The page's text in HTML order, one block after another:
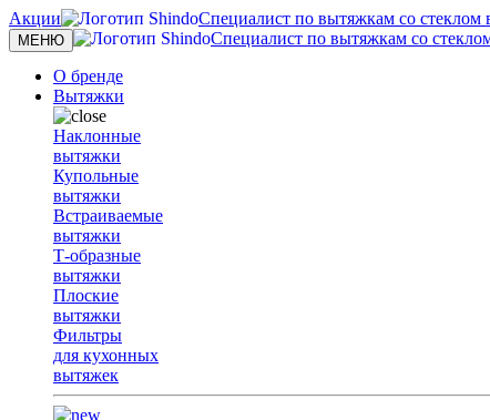
Акции
Специалист по вытяжкам со стеклом
Toggle
navigation
МЕНЮ
Специалист по вытяжкам со
О бренде
Вытяжки
Наклонные
вытяжки
Купольные
вытяжки
Встраиваемые
вытяжки
Т-образные
вытяжки
Плоские
вытяжки
Фильтры
для кухонных
вытяжек